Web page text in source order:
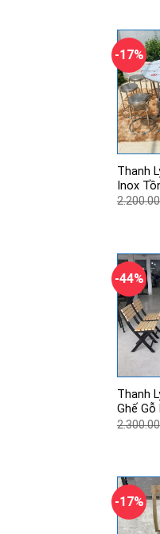
-17%
Thanh
Inox
-44%
Thanh
Ghế Gỗ
-17%